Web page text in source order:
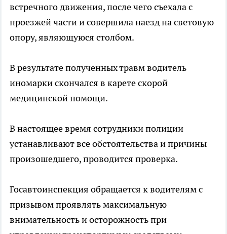
встречного движения, после чего съехала с
проезжей части и совершила наезд на световую
опору, являющуюся столбом.
В результате полученных травм водитель
иномарки скончался в карете скорой
медицинской помощи.
В настоящее время сотрудники полиции
устанавливают все обстоятельства и причины
произошедшего, проводится проверка.
Госавтоинспекция обращается к водителям с
призывом проявлять максимальную
внимательность и осторожность при